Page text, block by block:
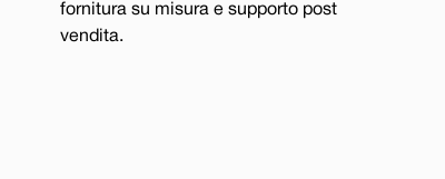
fornitura su misura e supporto post
vendita.